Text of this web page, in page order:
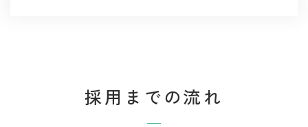
採用までの流れ